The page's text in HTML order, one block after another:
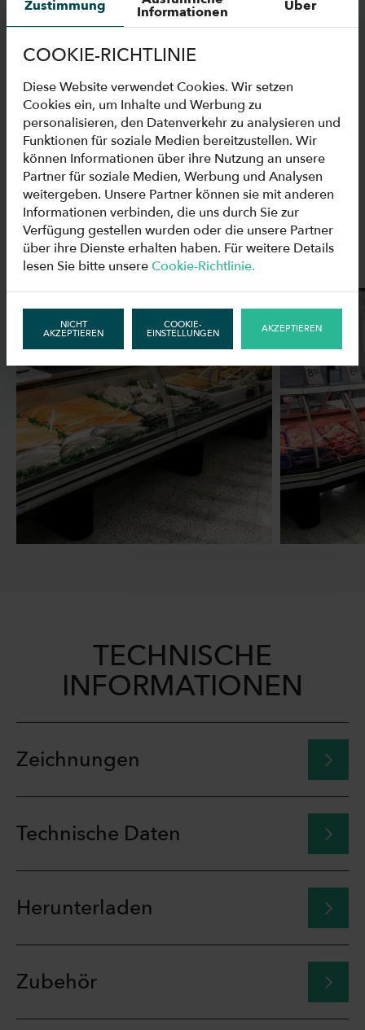
VEGA S HOT BM
KÜHLVITRINEN VEGA
S IM HANDEL
TECHNISCHE
INFORMATIONEN
Zeichnungen
Technische Daten
Herunterladen
Zubehör
Zustimmung Informationen Über
COOKIE-RICHTLINIE
Diese Website verwendet Cookies. Wir setzen
Cookies ein, um Inhalte und Werbung zu
personalisieren, den Datenverkehr zu analysieren und
Funktionen für soziale Medien bereitzustellen. Wir
können Informationen über ihre Nutzung an unsere
Partner für soziale Medien, Werbung und Analysen
weitergeben. Unsere Partner können sie mit anderen
Informationen verbinden, die uns durch Sie zur
Verfügung gestellen wurden oder die unsere Partner
über ihre Dienste erhalten haben. Für weitere Details
lesen Sie bitte unsereCookie-Richtlinie.
NICHT
AKZEPTIEREN
COOKIE-
EINSTELLUNGEN AKZEPTIEREN